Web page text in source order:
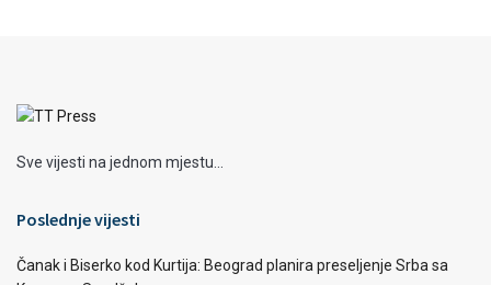
Sve vijesti na jednom mjestu...
Poslednje vijesti
Čanak i Biserko kod Kurtija: Beograd planira preseljenje Srba sa